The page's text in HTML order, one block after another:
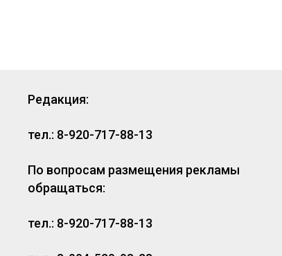
Редакция:
тел.: 8-920-717-88-13
По вопросам размещения рекламы
обращаться:
тел.: 8-920-717-88-13